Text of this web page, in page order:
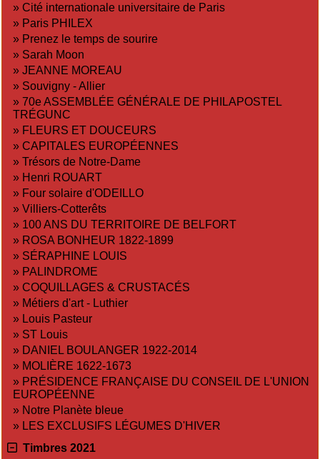
» Cité internationale universitaire de Paris
» Paris PHILEX
» Prenez le temps de sourire
» Sarah Moon
» JEANNE MOREAU
» Souvigny - Allier
» 70e ASSEMBLÉE GÉNÉRALE DE PHILAPOSTEL
TRÉGUNC
» FLEURS ET DOUCEURS
» CAPITALES EUROPÉENNES
» Trésors de Notre-Dame
» Henri ROUART
» Four solaire d'ODEILLO
» Villiers-Cotterêts
» 100 ANS DU TERRITOIRE DE BELFORT
» ROSA BONHEUR 1822-1899
» SÉRAPHINE LOUIS
» PALINDROME
» COQUILLAGES & CRUSTACÉS
» Métiers d'art - Luthier
» Louis Pasteur
» ST Louis
» DANIEL BOULANGER 1922-2014
» MOLIÈRE 1622-1673
» PRÉSIDENCE FRANÇAISE DU CONSEIL DE L'UNION
EUROPÉENNE
» Notre Planète bleue
» LES EXCLUSIFS LÉGUMES D'HIVER
Timbres 2021